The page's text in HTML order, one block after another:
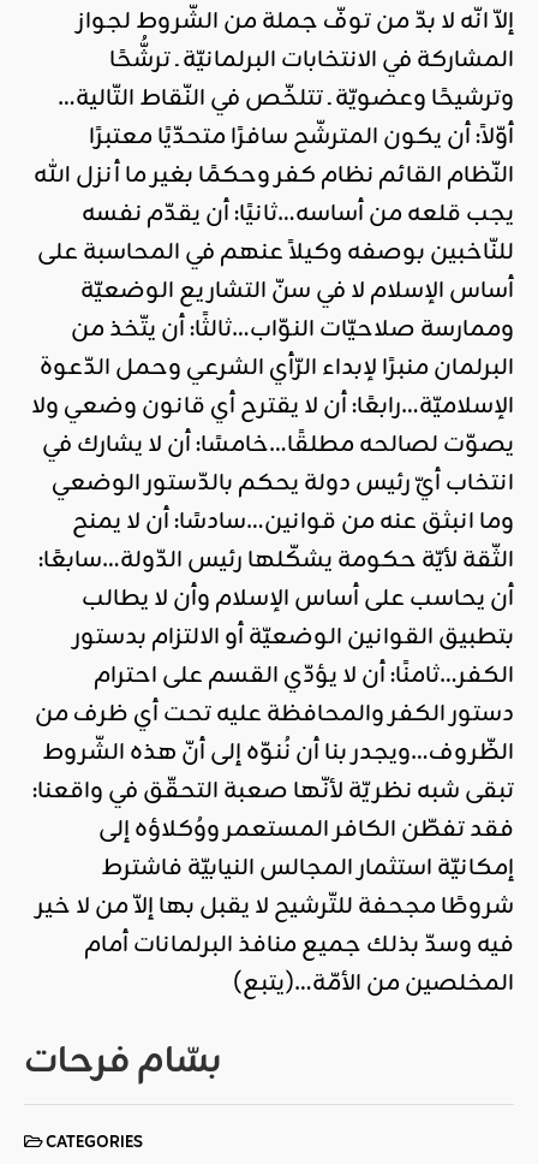
إلاّ انّه لا بدّ من توفّ جملة من الشّروط لجواز
المشاركة في الانتخابات البرلمانيّة ـ ترشُّحًا
وترشيحًا وعضويّة ـ تتلخّص في النّقاط التّالية…
أوّلاً: أن يكون المترشّح سافرًا متحدّيًا معتبرًا
النّظام القائم نظام كفر وحكمًا بغير ما أنزل الله
يجب قلعه من أساسه…ثانيًا: أن يقدّم نفسه
للنّاخبين بوصفه وكيلاً عنهم في المحاسبة على
أساس الإسلام لا في سنّ التشاريع الوضعيّة
وممارسة صلاحيّات النوّاب…ثالثًا: أن يتّخذ من
البرلمان منبرًا لإبداء الرّأي الشرعي وحمل الدّعوة
الإسلاميّة…رابعًا: أن لا يقترح أي قانون وضعي ولا
يصوّت لصالحه مطلقًا…خامسًا: أن لا يشارك في
انتخاب أيّ رئيس دولة يحكم بالدّستور الوضعي
وما انبثق عنه من قوانين…سادسًا: أن لا يمنح
الثّقة لأيّة حكومة يشكّلها رئيس الدّولة…سابعًا:
أن يحاسب على أساس الإسلام وأن لا يطالب
بتطبيق القوانين الوضعيّة أو الالتزام بدستور
الكفر…ثامنًا: أن لا يؤدّي القسم على احترام
دستور الكفر والمحافظة عليه تحت أي ظرف من
الظّروف…ويجدر بنا أن نُنوّه إلى أنّ هذه الشّروط
تبقى شبه نظريّة لأنّها صعبة التحقّق في واقعنا:
فقد تفطّن الكافر المستعمر ووُكلاؤه إلى
إمكانيّة استثمار المجالس النيابيّة فاشترط
شروطًا مجحفة للتّرشيح لا يقبل بها إلاّ من لا خير
فيه وسدّ بذلك جميع منافذ البرلمانات أمام
المخلصين من الأمّة…(يتبع)
بسّام فرحات
CATEGORIES